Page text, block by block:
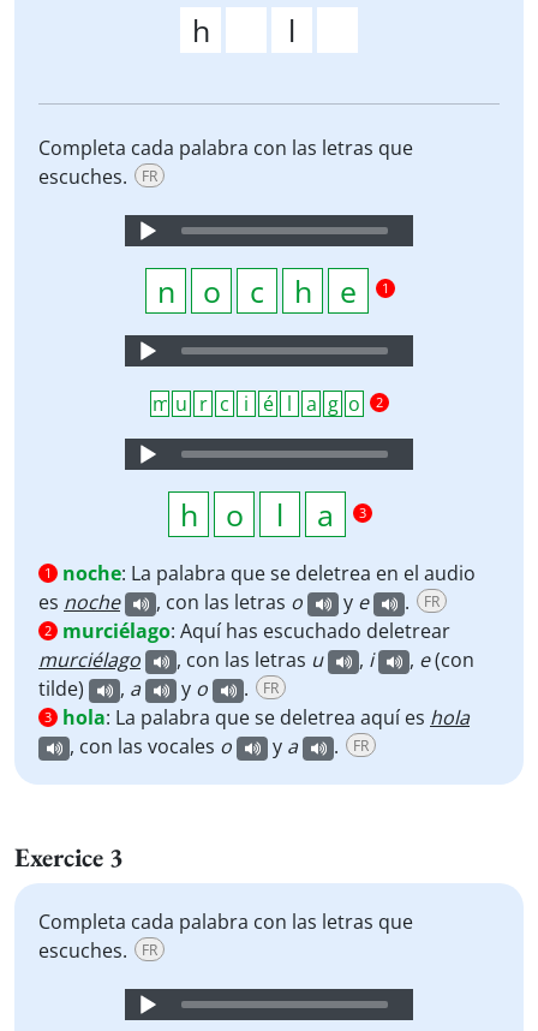
Completa cada palabra con las letras que
escuches.
FR
Audio
1
Audio
2
Audio
3
1 noche: La palabra que se deletrea en el audio
es noche , con las letras o y e . FR
2 murciélago: Aquí has escuchado deletrear
murciélago
, con las letras u , i , e(con
tilde)
, a y o . FR
3 hola: La palabra que se deletrea aquí es hola
, con las vocales o y a . FR
Exercice 3
Completa cada palabra con las letras que
escuches.
FR
Audio